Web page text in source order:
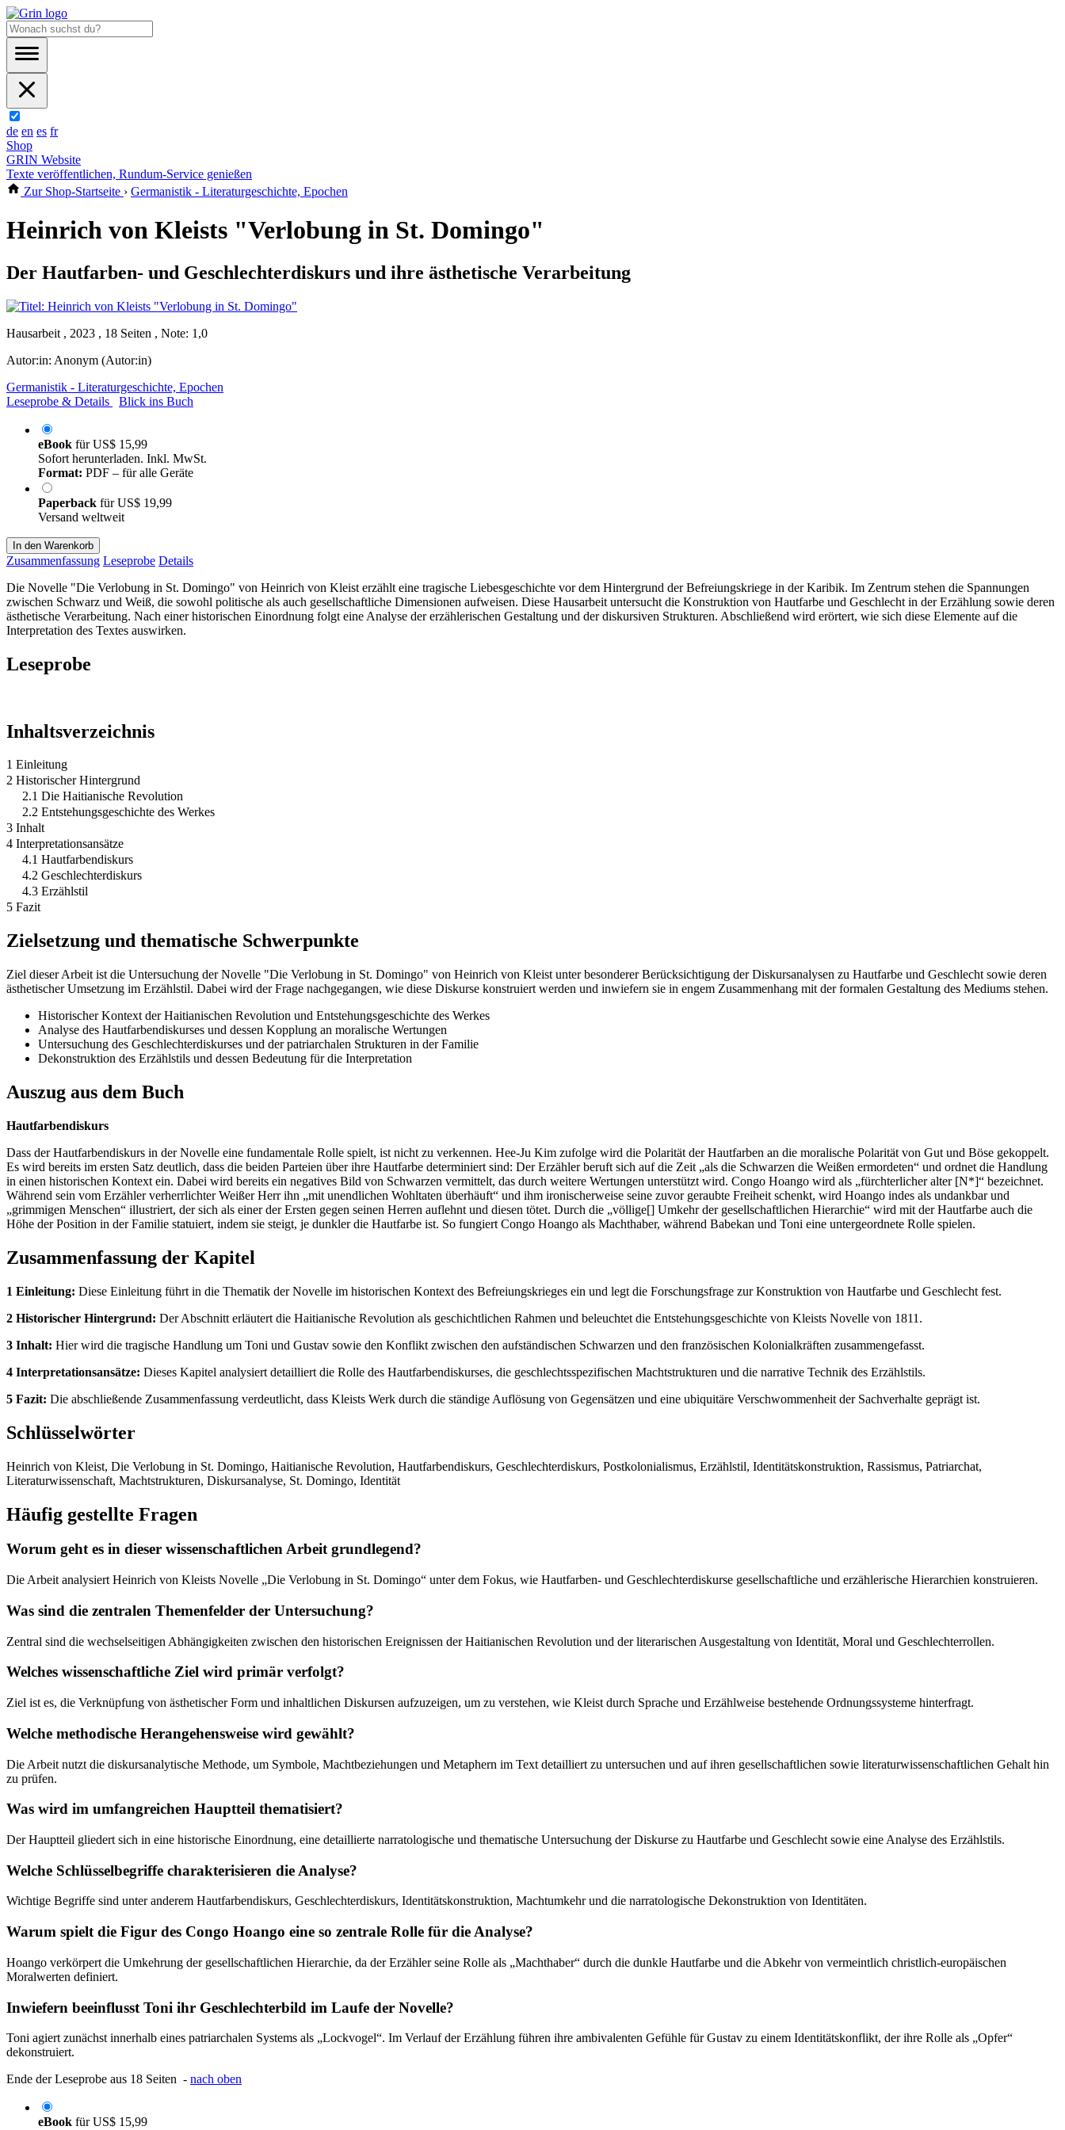
de en es fr
Shop
GRIN Website
Texte veröffentlichen, Rundum-Service genießen
Zur Shop-Startseite › Germanistik - Literaturgeschichte, Epochen
Heinrich von Kleists "Verlobung in St. Domingo"
Der Hautfarben- und Geschlechterdiskurs und ihre ästhetische Verarbeitung
Hausarbeit , 2023 , 18 Seiten , Note: 1,0
Autor:in: Anonym (Autor:in)
Germanistik - Literaturgeschichte, Epochen
Leseprobe & Details
Blick ins Buch
eBook fürUS$ 15,99
Sofort herunterladen. Inkl. MwSt.
Format: PDF – für alle Geräte
Paperback fürUS$ 19,99
Versand weltweit
In den Warenkorb
Zusammenfassung Leseprobe Details
Die Novelle "Die Verlobung in St. Domingo" von Heinrich von Kleist erzählt eine tragische Liebesgeschichte vor dem Hintergrund der Befreiungskriege in der Karibik. Im Zentrum stehen die Spannungen
zwischen Schwarz und Weiß, die sowohl politische als auch gesellschaftliche Dimensionen aufweisen. Diese Hausarbeit untersucht die Konstruktion von Hautfarbe und Geschlecht in der Erzählung sowie deren
ästhetische Verarbeitung. Nach einer historischen Einordnung folgt eine Analyse der erzählerischen Gestaltung und der diskursiven Strukturen. Abschließend wird erörtert, wie sich diese Elemente auf die
Interpretation des Textes auswirken.
Leseprobe
Inhaltsverzeichnis
1 Einleitung
2 Historischer Hintergrund
2.1 Die Haitianische Revolution
2.2 Entstehungsgeschichte des Werkes
3 Inhalt
4 Interpretationsansätze
4.1 Hautfarbendiskurs
4.2 Geschlechterdiskurs
4.3 Erzählstil
5 Fazit
Zielsetzung und thematische Schwerpunkte
Ziel dieser Arbeit ist die Untersuchung der Novelle "Die Verlobung in St. Domingo" von Heinrich von Kleist unter besonderer Berücksichtigung der Diskursanalysen zu Hautfarbe und Geschlecht sowie deren
ästhetischer Umsetzung im Erzählstil. Dabei wird der Frage nachgegangen, wie diese Diskurse konstruiert werden und inwiefern sie in engem Zusammenhang mit der formalen Gestaltung des Mediums stehen.
Historischer Kontext der Haitianischen Revolution und Entstehungsgeschichte des Werkes
Analyse des Hautfarbendiskurses und dessen Kopplung an moralische Wertungen
Untersuchung des Geschlechterdiskurses und der patriarchalen Strukturen in der Familie
Dekonstruktion des Erzählstils und dessen Bedeutung für die Interpretation
Auszug aus dem Buch
Hautfarbendiskurs
Dass der Hautfarbendiskurs in der Novelle eine fundamentale Rolle spielt, ist nicht zu verkennen. Hee-Ju Kim zufolge wird die Polarität der Hautfarben an die moralische Polarität von Gut und Böse gekoppelt.
Es wird bereits im ersten Satz deutlich, dass die beiden Parteien über ihre Hautfarbe determiniert sind: Der Erzähler beruft sich auf die Zeit „als die Schwarzen die Weißen ermordeten“ und ordnet die Handlung
in einen historischen Kontext ein. Dabei wird bereits ein negatives Bild von Schwarzen vermittelt, das durch weitere Wertungen unterstützt wird. Congo Hoango wird als „fürchterlicher alter [N*]“ bezeichnet.
Während sein vom Erzähler verherrlichter Weißer Herr ihn „mit unendlichen Wohltaten überhäuft“ und ihm ironischerweise seine zuvor geraubte Freiheit schenkt, wird Hoango indes als undankbar und
„grimmigen Menschen“ illustriert, der sich als einer der Ersten gegen seinen Herren auflehnt und diesen tötet. Durch die „völlige[] Umkehr der gesellschaftlichen Hierarchie“ wird mit der Hautfarbe auch die
Höhe der Position in der Familie statuiert, indem sie steigt, je dunkler die Hautfarbe ist. So fungiert Congo Hoango als Machthaber, während Babekan und Toni eine untergeordnete Rolle spielen.
Zusammenfassung der Kapitel
1 Einleitung: Diese Einleitung führt in die Thematik der Novelle im historischen Kontext des Befreiungskrieges ein und legt die Forschungsfrage zur Konstruktion von Hautfarbe und Geschlecht fest.
2 Historischer Hintergrund: Der Abschnitt erläutert die Haitianische Revolution als geschichtlichen Rahmen und beleuchtet die Entstehungsgeschichte von Kleists Novelle von 1811.
3 Inhalt: Hier wird die tragische Handlung um Toni und Gustav sowie den Konflikt zwischen den aufständischen Schwarzen und den französischen Kolonialkräften zusammengefasst.
4 Interpretationsansätze: Dieses Kapitel analysiert detailliert die Rolle des Hautfarbendiskurses, die geschlechtsspezifischen Machtstrukturen und die narrative Technik des Erzählstils.
5 Fazit: Die abschließende Zusammenfassung verdeutlicht, dass Kleists Werk durch die ständige Auflösung von Gegensätzen und eine ubiquitäre Verschwommenheit der Sachverhalte geprägt ist.
Schlüsselwörter
Heinrich von Kleist, Die Verlobung in St. Domingo, Haitianische Revolution, Hautfarbendiskurs, Geschlechterdiskurs, Postkolonialismus, Erzählstil, Identitätskonstruktion, Rassismus, Patriarchat,
Literaturwissenschaft, Machtstrukturen, Diskursanalyse, St. Domingo, Identität
Häufig gestellte Fragen
Worum geht es in dieser wissenschaftlichen Arbeit grundlegend?
Die Arbeit analysiert Heinrich von Kleists Novelle „Die Verlobung in St. Domingo“ unter dem Fokus, wie Hautfarben- und Geschlechterdiskurse gesellschaftliche und erzählerische Hierarchien konstruieren.
Was sind die zentralen Themenfelder der Untersuchung?
Zentral sind die wechselseitigen Abhängigkeiten zwischen den historischen Ereignissen der Haitianischen Revolution und der literarischen Ausgestaltung von Identität, Moral und Geschlechterrollen.
Welches wissenschaftliche Ziel wird primär verfolgt?
Ziel ist es, die Verknüpfung von ästhetischer Form und inhaltlichen Diskursen aufzuzeigen, um zu verstehen, wie Kleist durch Sprache und Erzählweise bestehende Ordnungssysteme hinterfragt.
Welche methodische Herangehensweise wird gewählt?
Die Arbeit nutzt die diskursanalytische Methode, um Symbole, Machtbeziehungen und Metaphern im Text detailliert zu untersuchen und auf ihren gesellschaftlichen sowie literaturwissenschaftlichen Gehalt hin
zu prüfen.
Was wird im umfangreichen Hauptteil thematisiert?
Der Hauptteil gliedert sich in eine historische Einordnung, eine detaillierte narratologische und thematische Untersuchung der Diskurse zu Hautfarbe und Geschlecht sowie eine Analyse des Erzählstils.
Welche Schlüsselbegriffe charakterisieren die Analyse?
Wichtige Begriffe sind unter anderem Hautfarbendiskurs, Geschlechterdiskurs, Identitätskonstruktion, Machtumkehr und die narratologische Dekonstruktion von Identitäten.
Warum spielt die Figur des Congo Hoango eine so zentrale Rolle für die Analyse?
Hoango verkörpert die Umkehrung der gesellschaftlichen Hierarchie, da der Erzähler seine Rolle als „Machthaber“ durch die dunkle Hautfarbe und die Abkehr von vermeintlich christlich-europäischen
Moralwerten definiert.
Inwiefern beeinflusst Toni ihr Geschlechterbild im Laufe der Novelle?
Toni agiert zunächst innerhalb eines patriarchalen Systems als „Lockvogel“. Im Verlauf der Erzählung führen ihre ambivalenten Gefühle für Gustav zu einem Identitätskonflikt, der ihre Rolle als „Opfer“
dekonstruiert.
Ende der Leseprobe aus 18 Seiten - nach oben
eBook fürUS$ 15,99